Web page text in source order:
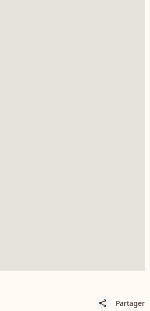
share Partager